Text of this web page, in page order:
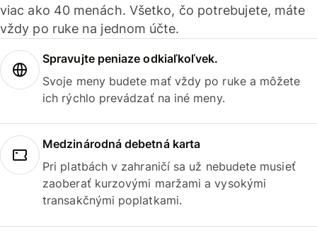
viac ako 40 menách. Všetko, čo potrebujete, máte
vždy po ruke na jednom účte.
Spravujte peniaze odkiaľkoľvek.
Svoje meny budete mať vždy po ruke a môžete
ich rýchlo prevádzať na iné meny.
Medzinárodná debetná karta
Pri platbách v zahraničí sa už nebudete musieť
zaoberať kurzovými maržami a vysokými
transakčnými poplatkami.